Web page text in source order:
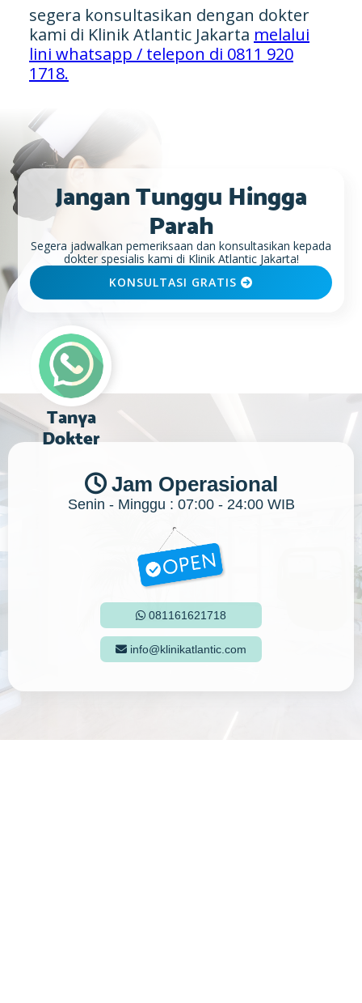
segera konsultasikan dengan dokter
kami di Klinik Atlantic Jakarta melalui
lini whatsapp / telepon di 0811 920
1718.
Jangan Tunggu Hingga
Parah
Segera jadwalkan pemeriksaan dan konsultasikan kepada
dokter spesialis kami di Klinik Atlantic Jakarta!
KONSULTASI GRATIS 
Tanya
Dokter
Jam Operasional
Senin - Minggu : 07:00 - 24:00 WIB
 081161621718
 info@klinikatlantic.com